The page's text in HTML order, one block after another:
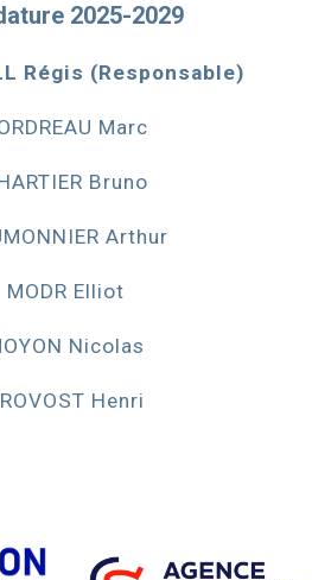
2025-2029
Régis (Responsable)
Marc
Bruno
Arthur
MODR Elliot
Nicolas
Henri